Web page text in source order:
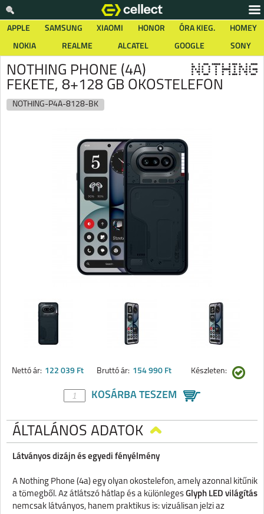
APPLE SAMSUNG XIAOMI HONOR ÓRA KIEG.
HOMEY
NOKIA
REALME ALCATEL GOOGLE SONY
NOTHING PHONE (4A)
FEKETE, 8+128 GB OKOSTELEFON
NOTHING-P4A-8128-BK
Nettó ár: 122 039 Ft Bruttó ár: 154 990 Ft Készleten:
KOSÁRBA TESZEM
ÁLTALÁNOS ADATOK
Látványos dizájn és egyedi fényélmény
A Nothing Phone (4a) egy olyan okostelefon, amely azonnal kitűnik
a tömegből. Az átlátszó hátlap és a különleges Glyph LED világítás
nemcsak látványos, hanem praktikus is: vizuálisan jelzi az